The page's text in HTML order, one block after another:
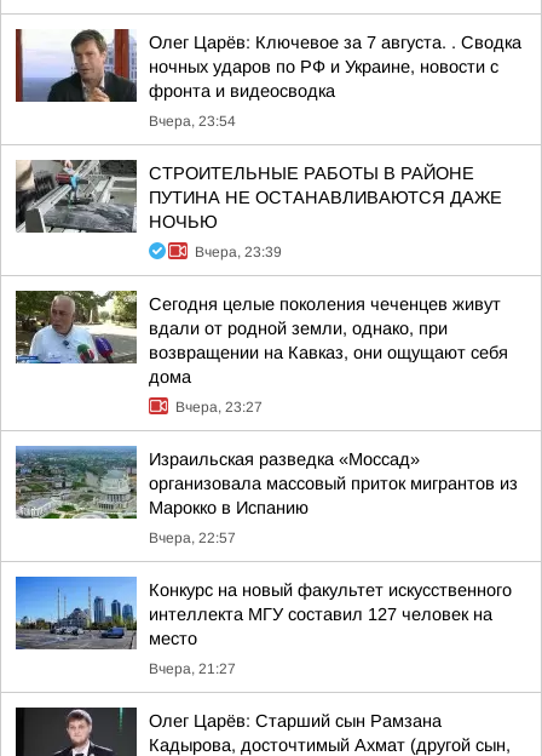
Олег Царёв: Ключевое за 7 августа. . Сводка
ночных ударов по РФ и Украине, новости с
фронта и видеосводка
Вчера, 23:54
СТРОИТЕЛЬНЫЕ РАБОТЫ В РАЙОНЕ
ПУТИНА НЕ ОСТАНАВЛИВАЮТСЯ ДАЖЕ
НОЧЬЮ
Вчера, 23:39
Сегодня целые поколения чеченцев живут
вдали от родной земли, однако, при
возвращении на Кавказ, они ощущают себя
дома
Вчера, 23:27
Израильская разведка «Моссад»
организовала массовый приток мигрантов из
Марокко в Испанию
Вчера, 22:57
Конкурс на новый факультет искусственного
интеллекта МГУ составил 127 человек на
место
Вчера, 21:27
Олег Царёв: Старший сын Рамзана
Кадырова, досточтимый Ахмат (другой сын,